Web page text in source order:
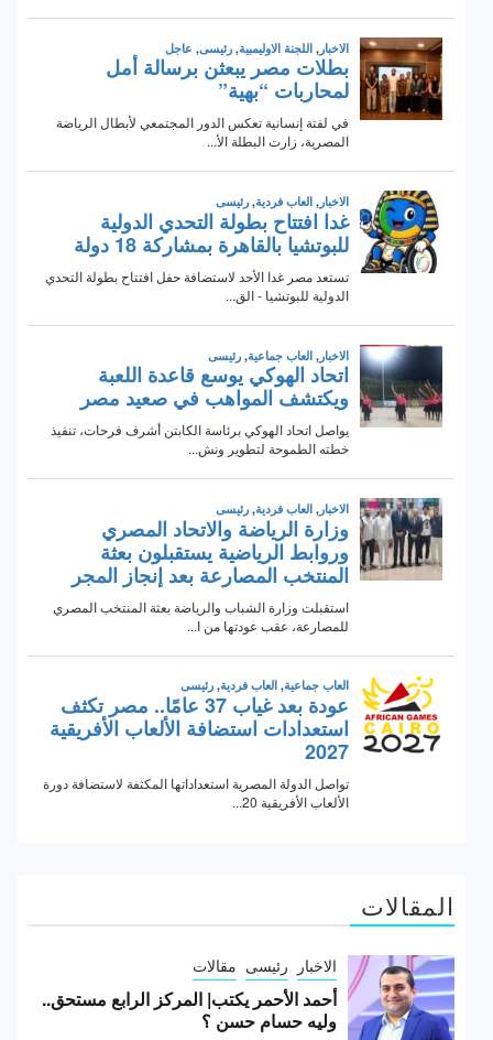
المقالات
الاخبار رئيسى مقالات
أحمد الأحمر يكتب| المركز الرابع مستحق..
وليه حسام حسن ؟